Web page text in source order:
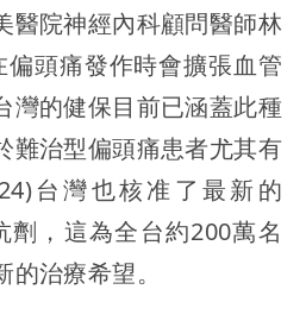
醫院神經內科顧問醫師林
偏頭痛發作時會擴張血管
灣的健保目前已涵蓋此種
難治型偏頭痛患者尤其有
台灣也核准了最新的
劑，這為全台約200萬名
治療希望。